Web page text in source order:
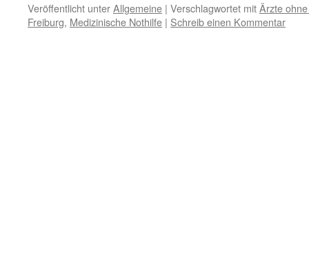
Veröffentlicht unterAllgemeine | Verschlagwortet mitÄrzte
Freiburg, Medizinische Nothilfe | Schreib einen Kommentar